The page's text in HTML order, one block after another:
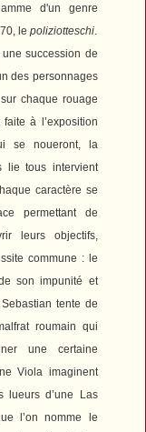
d'un genre
70, lepoliziotteschi.
succession de
des personnages
chaque rouage
à l’exposition
se noueront, la
lie tous intervient
caractère se
permettant de
leurs objectifs,
commune : le
son impunité et
tente de
roumain qui
une certaine
Viola imaginent
lueurs d’une Las
l’on nomme le